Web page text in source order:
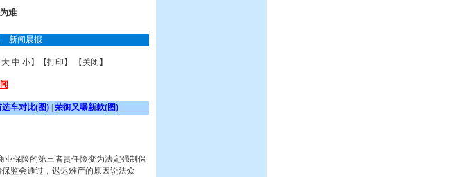
难
新闻晨报
大 中 小】【打印 】 【 关闭 】
选车对比(图) 荣御又曝新款(图)
保险的第三者责任险变为法定强制保
监会通过，迟迟难产的原因说法众